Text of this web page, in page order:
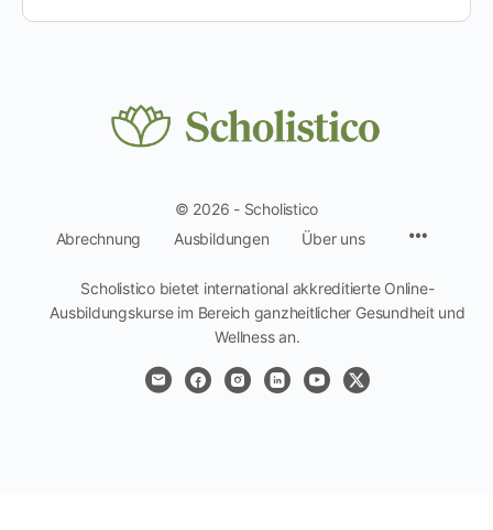
© 2026 - Scholistico
Abrechnung
Ausbildungen Über uns
Scholistico bietet international akkreditierte Online-
Ausbildungskurse im Bereich ganzheitlicher Gesundheit und
Wellness an.